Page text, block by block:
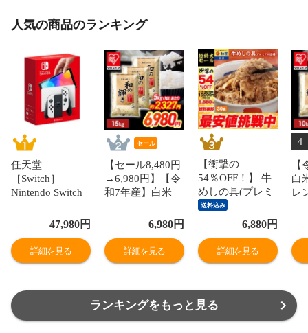
人気の商品のランキング
任天堂
［Switch］
Nintendo Switch
イッチ 本体 有機
Con(L)/(R)ホワイ
ト NSW ホンタイ
品】 HEG-S-
KAAAA
47,980円
詳細を見る
セール
【セール8,480円
→6,980円】【令
和7年産】白米
ド米 15kg 密封新
剤入り 米 お米
低温製法米 アイ
品]
6,980円
詳細を見る
【衝撃の
54％OFF！】 牛
めしの具(プレミ
アム仕様)30個セ
ット 1個当たり
たっぷり135g 冷
凍食品 松屋牛丼
当店のイチオシ
送料込み
6,880円
詳細を見る
4
白
レ
り
製
ランキングをもっと見る